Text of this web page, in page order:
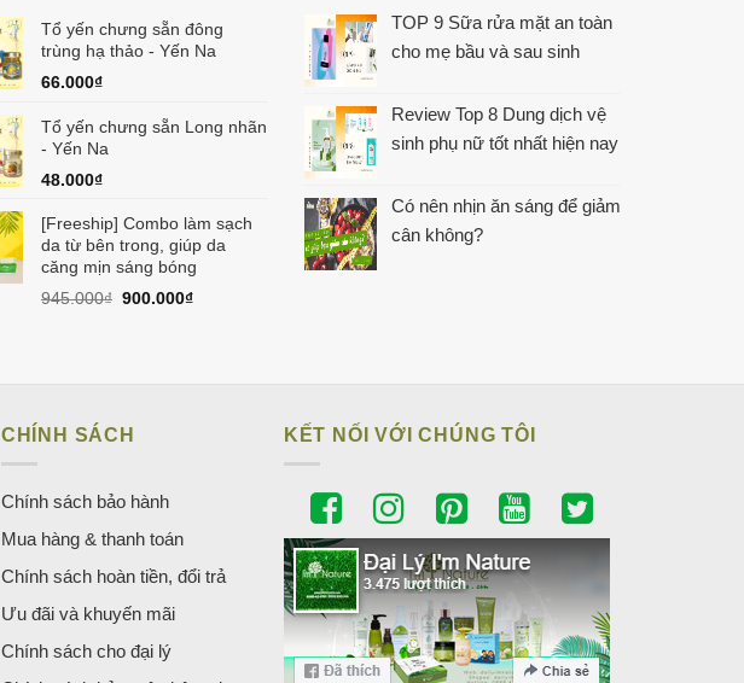
Tổ yến chưng sẵn đông
trùng hạ thảo - Yến Na
66.000₫
Tổ yến chưng sẵn Long nhãn
- Yến Na
48.000₫
[Freeship] Combo làm sạch
da từ bên trong, giúp da
căng mịn sáng bóng
945.000₫ Giá
900.000₫Giá
TOP 9 Sữa rửa mặt an toàn
cho mẹ bầu và sau sinh
Review Top 8 Dung dịch vệ
sinh phụ nữ tốt nhất hiện nay
Có nên nhịn ăn sáng để giảm
cân không?
CHÍNH SÁCH
Chính sách bảo hành
Mua hàng & thanh toán
Chính sách hoàn tiền, đổi trả
Ưu đãi và khuyến mãi
Chính sách cho đại lý
KẾT NỐI VỚI CHÚNG TÔI